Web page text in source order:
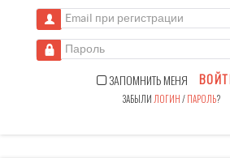
Email при регистрации
Пароль
ЗАПОМНИТЬ МЕНЯ
ЗАБЫЛИ ЛОГИН/ПАРОЛЬ?